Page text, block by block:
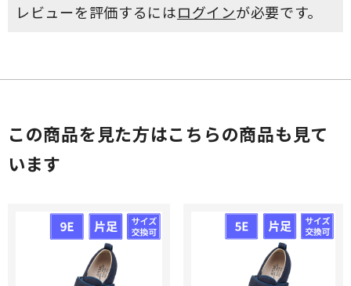
レビューを評価するにはログインが必要です。
この商品を見た方はこちらの商品も見て
います